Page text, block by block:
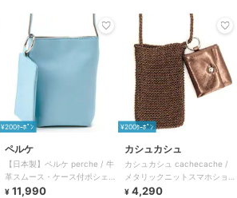
¥200ｸｰﾎﾟﾝ
ペルケ
【日本製】ペルケ perche / 牛
革スムース・ケース付ポシェッ
ト
¥ 11,990
¥200ｸｰﾎﾟﾝ
カシュカシュ
カシュカシュ cachecache /
メタリックニットスマホショル
ダーバッグ
¥ 4,290